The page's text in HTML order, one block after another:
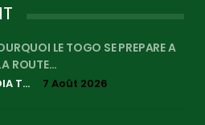
LE TOGO SE PREPARE A
ROUTE…
EPLUS MEDIA TV 7 Août 2026